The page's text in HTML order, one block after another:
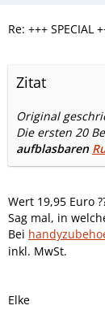
Re: +++ SPECIAL
Zitat
Original
Die ersten 20
aufblasbaren
Wert 19,95 Euro
Sag mal, in
Bei
inkl. MwSt.
Elke